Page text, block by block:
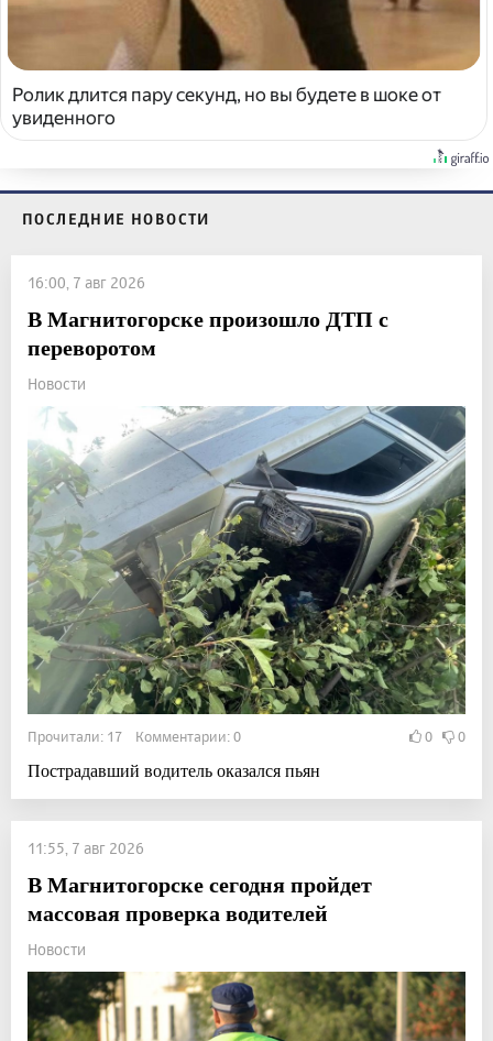
Ролик длится пару секунд, но вы будете в шоке от
увиденного
ПОСЛЕДНИЕ НОВОСТИ
16:00, 7 авг 2026
В Магнитогорске произошло ДТП с
переворотом
Новости
Прочитали: 17 Комментарии: 0 0 0
Пострадавший водитель оказался пьян
11:55, 7 авг 2026
В Магнитогорске сегодня пройдет
массовая проверка водителей
Новости